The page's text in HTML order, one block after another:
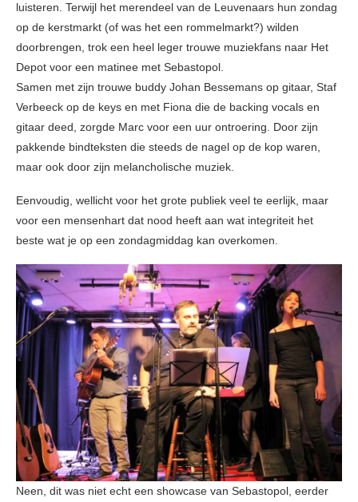
luisteren. Terwijl het merendeel van de Leuvenaars hun zondag
op de kerstmarkt (of was het een rommelmarkt?) wilden
doorbrengen, trok een heel leger trouwe muziekfans naar Het
Depot voor een matinee met Sebastopol.
Samen met zijn trouwe buddy Johan Bessemans op gitaar, Staf
Verbeeck op de keys en met Fiona die de backing vocals en
gitaar deed, zorgde Marc voor een uur ontroering. Door zijn
pakkende bindteksten die steeds de nagel op de kop waren,
maar ook door zijn melancholische muziek.
Eenvoudig, wellicht voor het grote publiek veel te eerlijk, maar
voor een mensenhart dat nood heeft aan wat integriteit het
beste wat je op een zondagmiddag kan overkomen.
Neen, dit was niet echt een showcase van Sebastopol, eerder